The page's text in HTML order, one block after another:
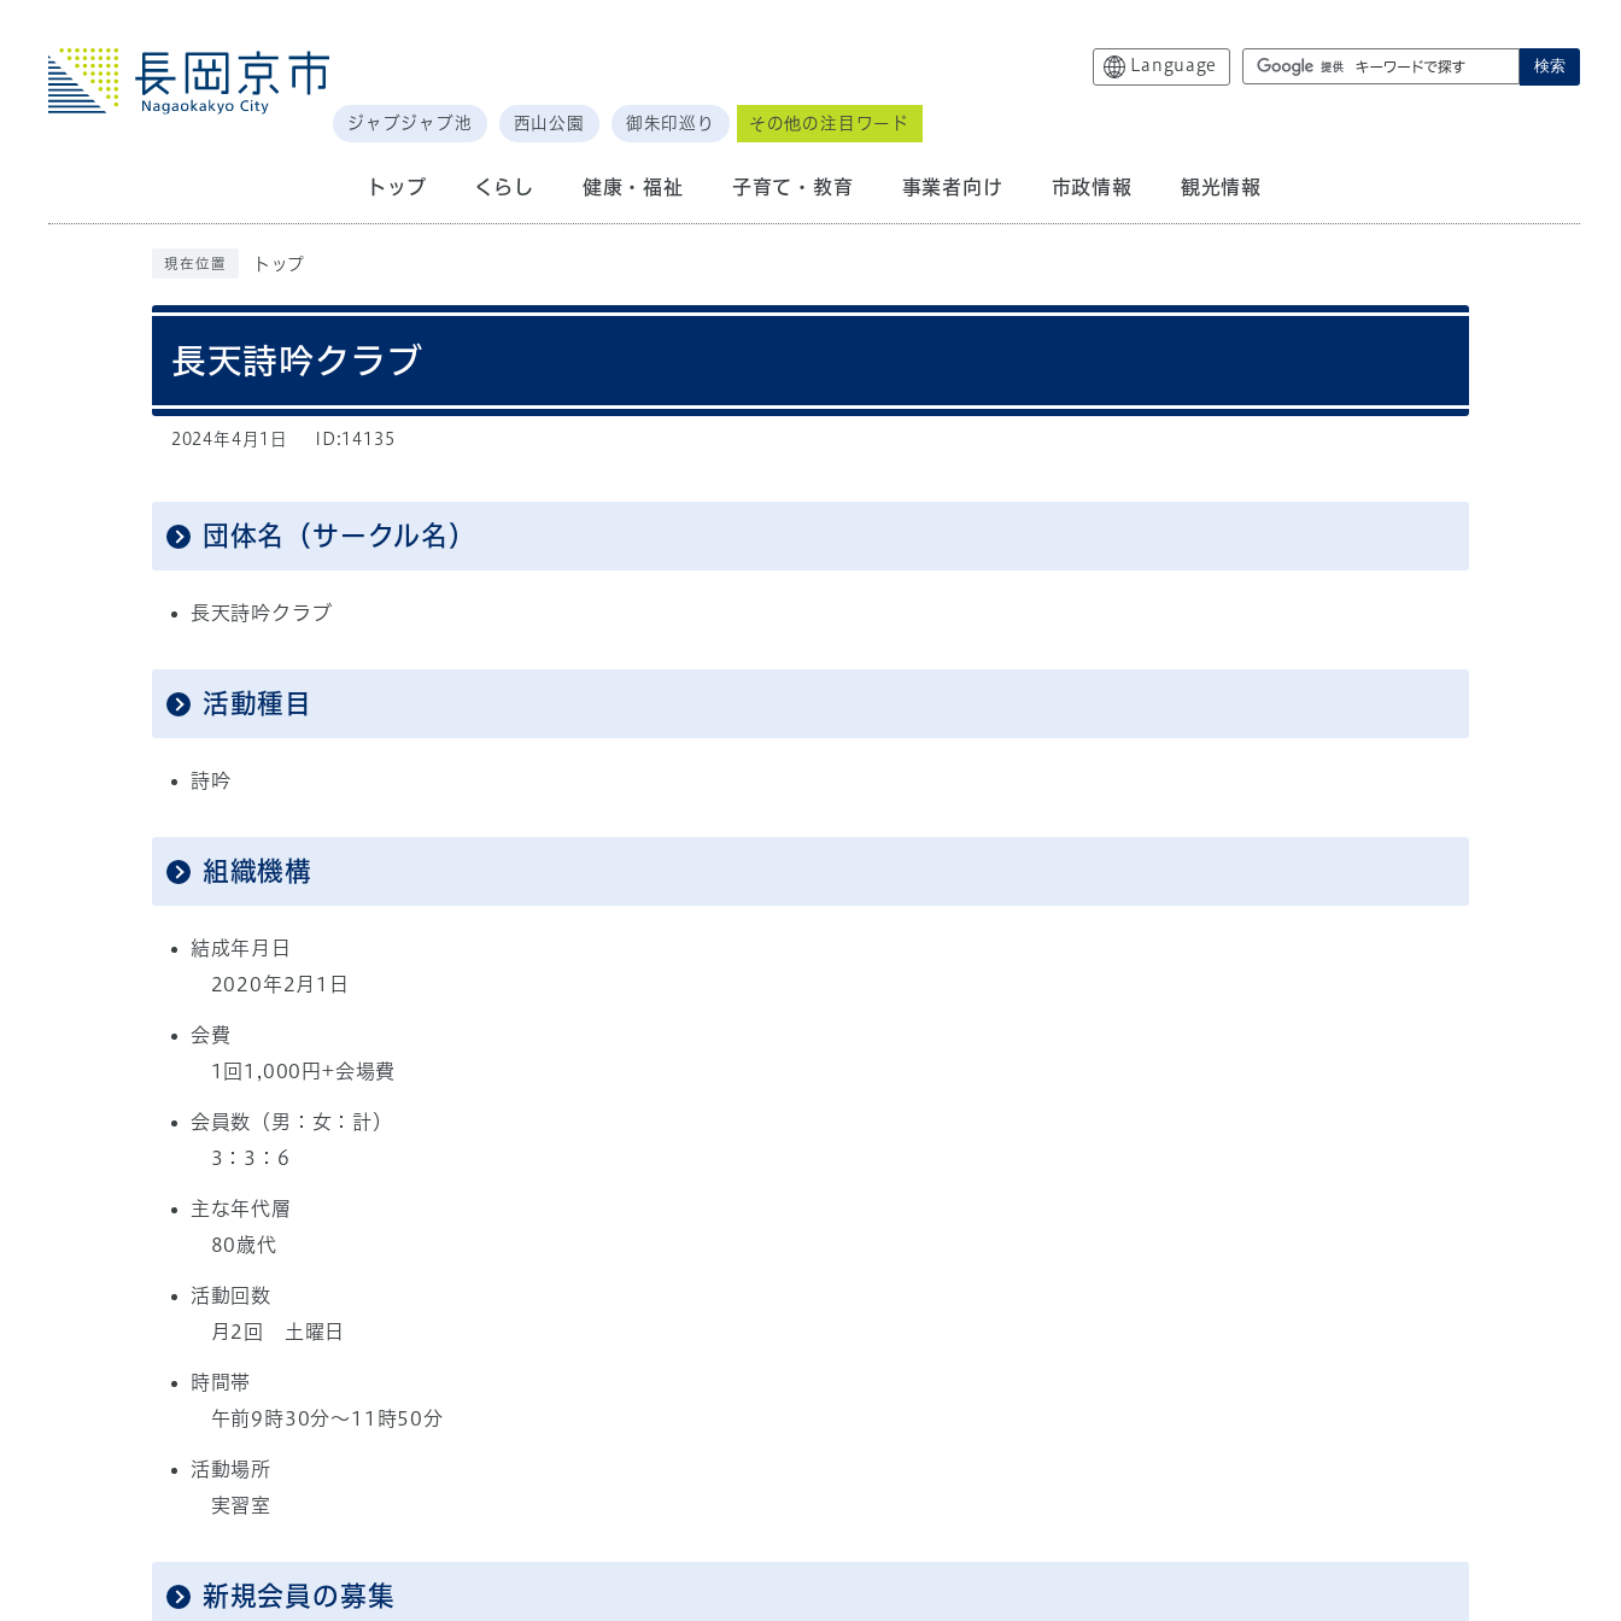
Language 検索
ジャブジャブ池 西山公園 御朱印巡り その他の注目ワード
トップ くらし 健康・福祉 子育て・教育 事業者向け 市政情報 観光情報
現在位置 トップ
長天詩吟クラブ
2024年4月1日 ID:14135
団体名（サークル名）
長天詩吟クラブ
活動種目
詩吟
組織機構
結成年月日
2020年2月1日
会費
1回1,000円+会場費
会員数（男：女：計）
3：3：6
主な年代層
80歳代
活動回数
月2回 土曜日
時間帯
午前9時30分～11時50分
活動場所
実習室
新規会員の募集